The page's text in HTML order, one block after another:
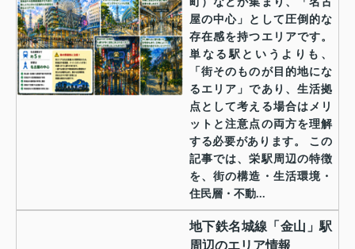
屋の中心」として圧倒的な
存在感を持つエリアです。
単なる駅というよりも、
「街そのものが目的地にな
るエリア」であり、生活拠
点として考える場合はメリ
ットと注意点の両方を理解
する必要があります。 この
記事では、栄駅周辺の特徴
を、街の構造・生活環境・
住民層・不動...
地下鉄名城線「金山」駅
周辺のエリア情報